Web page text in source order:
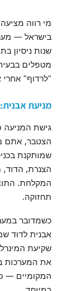
מי רווה
שנות ניסיון
מטפלים
"לרדוף" אחרי
מניעת
גישת המניעה
הצטבר, אתם
שמותקנת
הצנרת, הדוד,
המקלחת.
תחזוקה.
כשמדובר
אבנית לדוד
שקיעת
את המערכות
המקומיים —